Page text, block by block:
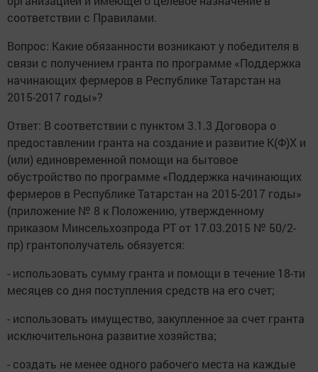
соответствии с Правилами.
Вопрос: Какие обязанности возникают у победителя в
связи с получением гранта по программе «Поддержка
начинающих фермеров в Республике Татарстан на
2015-2017 годы»?
Ответ: В соответствии с пунктом 3.1.3 Договора о
предоставлении гранта на создание и развитие К(Ф)Х и
(или) единовременной помощи на бытовое
обустройство по программе «Поддержка начинающих
фермеров в Республике Татарстан на 2015-2017 годы»
(приложение № 8 к Положению, утвержденному
приказом Минсельхозпрода РТ от 17.03.2015 № 50/2-
пр) грантополучатель обязуется:
- использовать сумму гранта и помощи в течение 18-ти
месяцев со дня поступления средств на его счет;
- использовать имущество, закупленное за счет гранта
исключительнона развитие хозяйства;
- создать не менее одного рабочего места на каждые